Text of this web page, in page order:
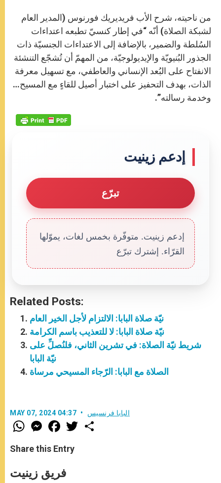
من ناحيته، شرح الأب فريديريك فورنوس (المدير العام
لشبكة الصلاة) أنّه “في إطار كنسيّ تطبعه اعتداءات
السُلطة والضمير، بالإضافة إلى الاعتداءات الجنسيّة ذات
الجذور البُنيويّة والإيديولوجيّة، من المهمّ أن تُشجّع التنشئة
الانفتاح على البُعد الإنساني والعاطفي، مع تسهيل معرفة
الذات، بهدف التحفيز على اختبار أصيل للقاءٍ مع المسيح…
وخدمة رسالته”.
إدعم زينيت
تبرّع
إدعم زينيت. متوفّرة بخمس لغات، يموّلها
القرّاء. إشترك تبرّع
Related Posts:
نيّة صلاة البابا: الالتزام لأجل الخير العام
نيّة صلاة البابا: لا للتعذيب باسم الكرامة
شريط نيّة الصلاة: في تشرين الثاني، فلنُصلِّ على
نيّة البابا
الصلاة مع البابا: الرّجاء المسيحي مرساة
MAY 07, 2024 04:37 البابا فرنسيس
W
h
t
s
p
p
M
e
s
e
g
e
F
a
e
b
o
k
w
Share this Entry
فريق زينيت